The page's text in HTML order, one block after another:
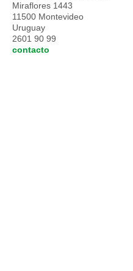
Miraflores 1443
11500 Montevideo
Uruguay
2601 90 99
contacto